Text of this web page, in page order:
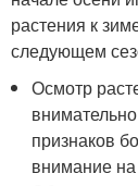
растения к
следующем
Осмотр
признаков
внимание